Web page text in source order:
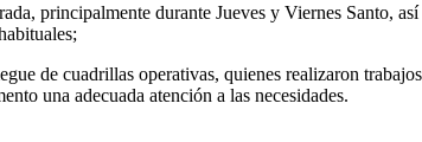
principalmente durante Jueves y Viernes Santo,
de cuadrillas operativas, quienes realizaron
una adecuada atención a las necesidades.